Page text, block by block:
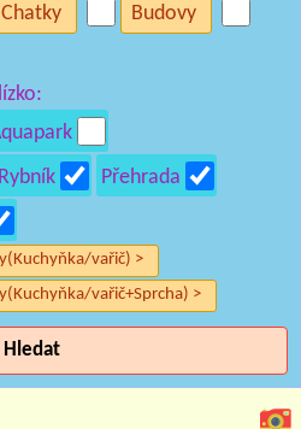
Chatky
Budovy
Rybník
Přehrada
vařič) >
vařič+Sprcha) >
Hledat